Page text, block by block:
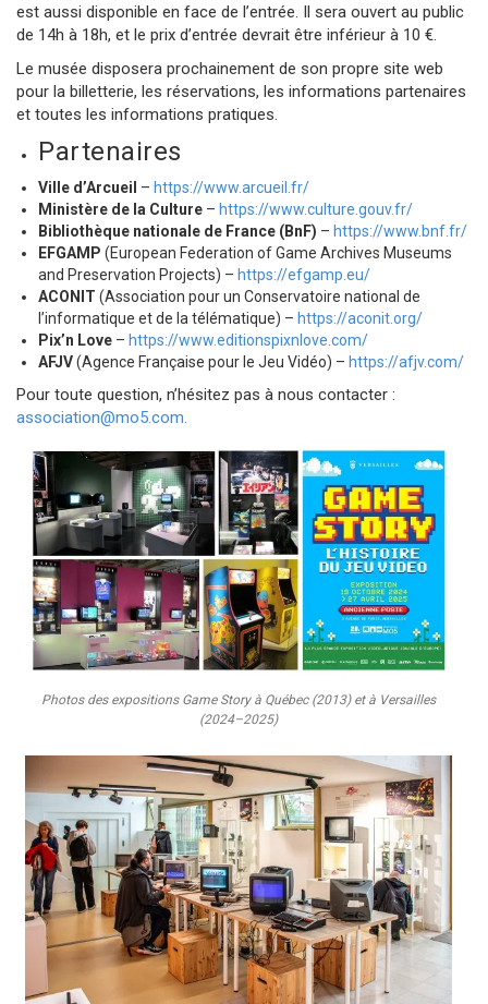
est aussi disponible en face de l’entrée. Il sera ouvert au public
de 14h à 18h, et le prix d’entrée devrait être inférieur à 10 €.
Le musée disposera prochainement de son propre site web
pour la billetterie, les réservations, les informations partenaires
et toutes les informations pratiques.
Partenaires
Ville d’Arcueil – https://www.arcueil.fr/
Ministère de la Culture – https://www.culture.gouv.fr/
Bibliothèque nationale de France (BnF) – https://www.bnf.fr/
EFGAMP (European Federation of Game Archives Museums
and Preservation Projects) – https://efgamp.eu/
ACONIT (Association pour un Conservatoire national de
l’informatique et de la télématique) – https://aconit.org/
Pix’n Love – https://www.editionspixnlove.com/
AFJV(Agence Française pour le Jeu Vidéo) – https://afjv.com/
Pour toute question, n’hésitez pas à nous contacter :
association@mo5.com.
Photos des expositions Game Story à Québec (2013) et à Versailles
(2024–2025)